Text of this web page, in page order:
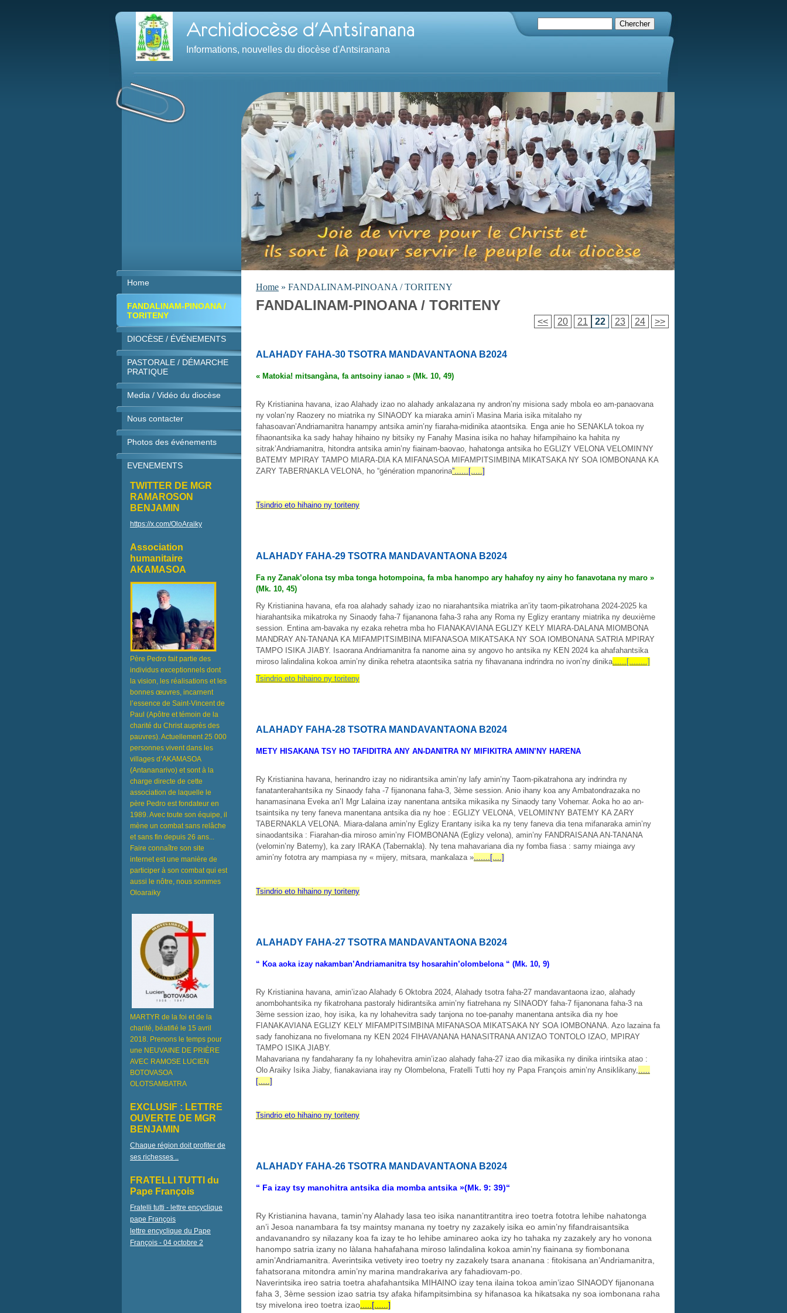
Informations, nouvelles du diocèse d'Antsiranana
Home » FANDALINAM-PINOANA / TORITENY
FANDALINAM-PINOANA / TORITENY
<< 20 21 22 23 24 >>
ALAHADY FAHA-30 TSOTRA MANDAVANTAONA B2024
« Matokia! mitsangàna, fa antsoiny ianao » (Mk. 10, 49)
Ry Kristianina havana, izao Alahady izao no alahady ankalazana ny andron’ny misiona sady mbola eo am-panaovana
ny volan’ny Raozery no miatrika ny SINAODY ka miaraka amin’i Masina Maria isika mitalaho ny
fahasoavan’Andriamanitra hanampy antsika amin’ny fiaraha-midinika ataontsika. Enga anie ho SENAKLA tokoa ny
fihaonantsika ka sady hahay hihaino ny bitsiky ny Fanahy Masina isika no hahay hifampihaino ka hahita ny
sitrak’Andriamanitra, hitondra antsika amin’ny fiainam-baovao, hahatonga antsika ho EGLIZY VELONA VELOMIN’NY
BATEMY MPIRAY TAMPO MIARA-DIA KA MIFANASOA MIFAMPITSIMBINA MIKATSAKA NY SOA IOMBONANA KA
ZARY TABERNAKLA VELONA, ho “génération mpanorina”......[.....]
Tsindrio eto hihaino ny toriteny
ALAHADY FAHA-29 TSOTRA MANDAVANTAONA B2024
Fa ny Zanak’olona tsy mba tonga hotompoina, fa mba hanompo ary hahafoy ny ainy ho fanavotana ny maro »
(Mk. 10, 45)
Ry Kristianina havana, efa roa alahady sahady izao no niarahantsika miatrika an’ity taom-pikatrohana 2024-2025 ka
hiarahantsika mikatroka ny Sinaody faha-7 fijananona faha-3 raha any Roma ny Eglizy erantany miatrika ny deuxième
session. Entina am-bavaka ny ezaka rehetra mba ho FIANAKAVIANA EGLIZY KELY MIARA-DALANA MIOMBONA
MANDRAY AN-TANANA KA MIFAMPITSIMBINA MIFANASOA MIKATSAKA NY SOA IOMBONANA SATRIA MPIRAY
TAMPO ISIKA JIABY. Isaorana Andriamanitra fa nanome aina sy angovo ho antsika ny KEN 2024 ka ahafahantsika
miroso lalindalina kokoa amin’ny dinika rehetra ataontsika satria ny fihavanana indrindra no ivon’ny dinika......[........]
Tsindrio eto hihaino ny toriteny
ALAHADY FAHA-28 TSOTRA MANDAVANTAONA B2024
METY HISAKANA TSY HO TAFIDITRA ANY AN-DANITRA NY MIFIKITRA AMIN’NY HARENA
Ry Kristianina havana, herinandro izay no nidirantsika amin’ny lafy amin’ny Taom-pikatrahona ary indrindra ny
fanatanterahantsika ny Sinaody faha -7 fijanonana faha-3, 3ème session. Anio ihany koa any Ambatondrazaka no
hanamasinana Eveka an’I Mgr Lalaina izay nanentana antsika mikasika ny Sinaody tany Vohemar. Aoka ho ao an-
tsaintsika ny teny faneva manentana antsika dia ny hoe : EGLIZY VELONA, VELOMIN’NY BATEMY KA ZARY
TABERNAKLA VELONA. Miara-dalana amin’ny Eglizy Erantany isika ka ny teny faneva dia tena mifanaraka amin’ny
sinaodantsika : Fiarahan-dia miroso amin’ny FIOMBONANA (Eglizy velona), amin’ny FANDRAISANA AN-TANANA
(velomin’ny Batemy), ka zary IRAKA (Tabernakla). Ny tena mahavariana dia ny fomba fiasa : samy miainga avy
amin’ny fototra ary mampiasa ny « mijery, mitsara, mankalaza ».......[....]
Tsindrio eto hihaino ny toriteny
ALAHADY FAHA-27 TSOTRA MANDAVANTAONA B2024
“ Koa aoka izay nakamban’Andriamanitra tsy hosarahin’olombelona “ (Mk. 10, 9)
Ry Kristianina havana, amin’izao Alahady 6 Oktobra 2024, Alahady tsotra faha-27 mandavantaona izao, alahady
anombohantsika ny fikatrohana pastoraly hidirantsika amin’ny fiatrehana ny SINAODY faha-7 fijanonana faha-3 na
3ème session izao, hoy isika, ka ny lohahevitra sady tanjona no toe-panahy manentana antsika dia ny hoe
FIANAKAVIANA EGLIZY KELY MIFAMPITSIMBINA MIFANASOA MIKATSAKA NY SOA IOMBONANA. Azo lazaina fa
sady fanohizana no fivelomana ny KEN 2024 FIHAVANANA HANASITRANA AN’IZAO TONTOLO IZAO, MPIRAY
TAMPO ISIKA JIABY.
Mahavariana ny fandaharany fa ny lohahevitra amin’izao alahady faha-27 izao dia mikasika ny dinika irintsika atao :
Olo Araiky Isika Jiaby, fianakaviana iray ny Olombelona, Fratelli Tutti hoy ny Papa François amin’ny Ansiklikany,.....
[.....]
Tsindrio eto hihaino ny toriteny
ALAHADY FAHA-26 TSOTRA MANDAVANTAONA B2024
“ Fa izay tsy manohitra antsika dia momba antsika »(Mk. 9: 39)“
Ry Kristianina havana, tamin’ny Alahady lasa teo isika nanantitrantitra ireo toetra fototra lehibe nahatonga
an’i Jesoa nanambara fa tsy maintsy manana ny toetry ny zazakely isika eo amin’ny fifandraisantsika
andavanandro sy nilazany koa fa izay te ho lehibe aminareo aoka izy ho tahaka ny zazakely ary ho vonona
hanompo satria izany no làlana hahafahana miroso lalindalina kokoa amin’ny fiainana sy fiombonana
amin’Andriamanitra. Averintsika vetivety ireo toetry ny zazakely tsara ananana : fitokisana an’Andriamanitra,
fahatsorana mitondra amin’ny marina mandrakariva ary fahadiovam-po.
Naverintsika ireo satria toetra ahafahantsika MIHAINO izay tena ilaina tokoa amin’izao SINAODY fijanonana
faha 3, 3ème session izao satria tsy afaka hifampitsimbina sy hifanasoa ka hikatsaka ny soa iombonana raha
tsy mivelona ireo toetra izao .....[......]
Home
FANDALINAM-PINOANA /
TORITENY
DIOCÈSE / ÉVÉNEMENTS
PASTORALE / DÉMARCHE
PRATIQUE
Media / Vidéo du diocèse
Nous contacter
Photos des événements
EVENEMENTS
TWITTER DE MGR
RAMAROSON
BENJAMIN
https://x.com/OloAraiky
Association
humanitaire
AKAMASOA
Père Pedro fait partie des
individus exceptionnels dont
la vision, les réalisations et les
bonnes œuvres, incarnent
l’essence de Saint-Vincent de
Paul (Apôtre et témoin de la
charité du Christ auprès des
pauvres). Actuellement 25 000
personnes vivent dans les
villages d’AKAMASOA
(Antananarivo) et sont à la
charge directe de cette
association de laquelle le
père Pedro est fondateur en
1989. Avec toute son équipe, il
mène un combat sans relâche
et sans fin depuis 26 ans...
Faire connaître son site
internet est une manière de
participer à son combat qui est
aussi le nôtre, nous sommes
Oloaraiky
MARTYR de la foi et de la
charité, béatifié le 15 avril
2018. Prenons le temps pour
une NEUVAINE DE PRIÈRE
AVEC RAMOSE LUCIEN
BOTOVASOA
OLOTSAMBATRA
EXCLUSIF : LETTRE
OUVERTE DE MGR
BENJAMIN
Chaque région doit profiter de
ses richesses ..
FRATELLI TUTTI du
Pape François
Fratelli tutti - lettre encyclique
pape François
lettre encyclique du Pape
François - 04 octobre 2